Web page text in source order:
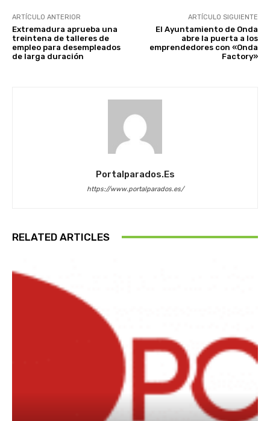
ARTÍCULO ANTERIOR
Extremadura aprueba una
treintena de talleres de
empleo para desempleados
de larga duración
ARTÍCULO SIGUIENTE
El Ayuntamiento de Onda
abre la puerta a los
emprendedores con «Onda
Factory»
Portalparados.es
https://www.portalparados.es/
RELATED ARTICLES